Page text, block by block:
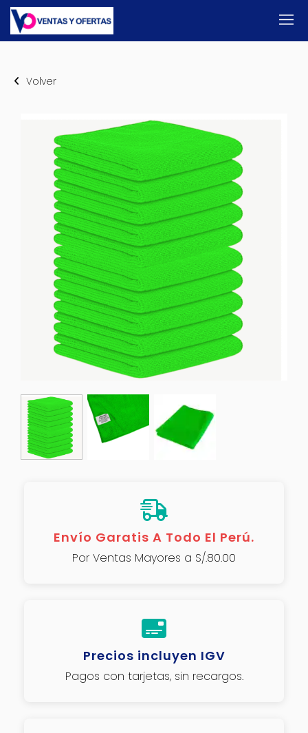
Volver
Envío Garatis A Todo El Perú.
Por Ventas Mayores a S/.80.00
Precios incluyen IGV
Pagos con tarjetas, sin recargos.